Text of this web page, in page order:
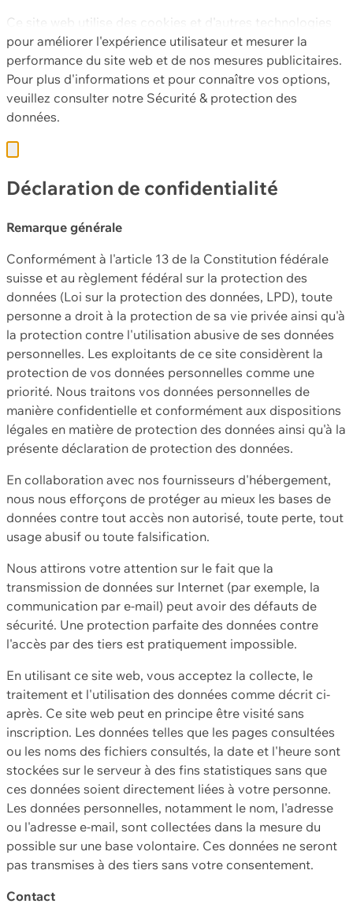
Ce site web utilise des cookies et d'autres technologies
pour améliorer l'expérience utilisateur et mesurer la
performance du site web et de nos mesures publicitaires.
Pour plus d'informations et pour connaître vos options,
veuillez consulter notre Sécurité & protection des
données.
Déclaration de confidentialité
Remarque générale
Conformément à l'article 13 de la Constitution fédérale
suisse et au règlement fédéral sur la protection des
données (Loi sur la protection des données, LPD), toute
personne a droit à la protection de sa vie privée ainsi qu'à
la protection contre l'utilisation abusive de ses données
personnelles. Les exploitants de ce site considèrent la
protection de vos données personnelles comme une
priorité. Nous traitons vos données personnelles de
manière confidentielle et conformément aux dispositions
légales en matière de protection des données ainsi qu'à la
présente déclaration de protection des données.
En collaboration avec nos fournisseurs d'hébergement,
nous nous efforçons de protéger au mieux les bases de
données contre tout accès non autorisé, toute perte, tout
usage abusif ou toute falsification.
Nous attirons votre attention sur le fait que la
transmission de données sur Internet (par exemple, la
communication par e-mail) peut avoir des défauts de
sécurité. Une protection parfaite des données contre
l'accès par des tiers est pratiquement impossible.
En utilisant ce site web, vous acceptez la collecte, le
traitement et l'utilisation des données comme décrit ci-
après. Ce site web peut en principe être visité sans
inscription. Les données telles que les pages consultées
ou les noms des fichiers consultés, la date et l'heure sont
stockées sur le serveur à des fins statistiques sans que
ces données soient directement liées à votre personne.
Les données personnelles, notamment le nom, l'adresse
ou l'adresse e-mail, sont collectées dans la mesure du
possible sur une base volontaire. Ces données ne seront
pas transmises à des tiers sans votre consentement.
Contact